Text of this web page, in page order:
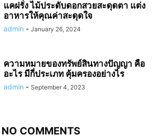
แคฝรั่ง ไม้ประดับดอกสวยสะดุดตา แต่ง
อาหารให้คุณค่าสะดุดใจ
admin - January 26, 2024
ความหมายของทรัพย์สินทางปัญญา คือ
อะไร มีกี่ประเภท คุ้มครองอย่างไร
admin - September 4, 2023
NO COMMENTS